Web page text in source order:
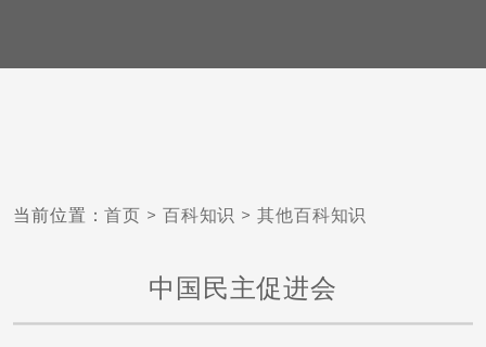
当前位置：首页 > 百科知识 > 其他百科知识
中国民主促进会